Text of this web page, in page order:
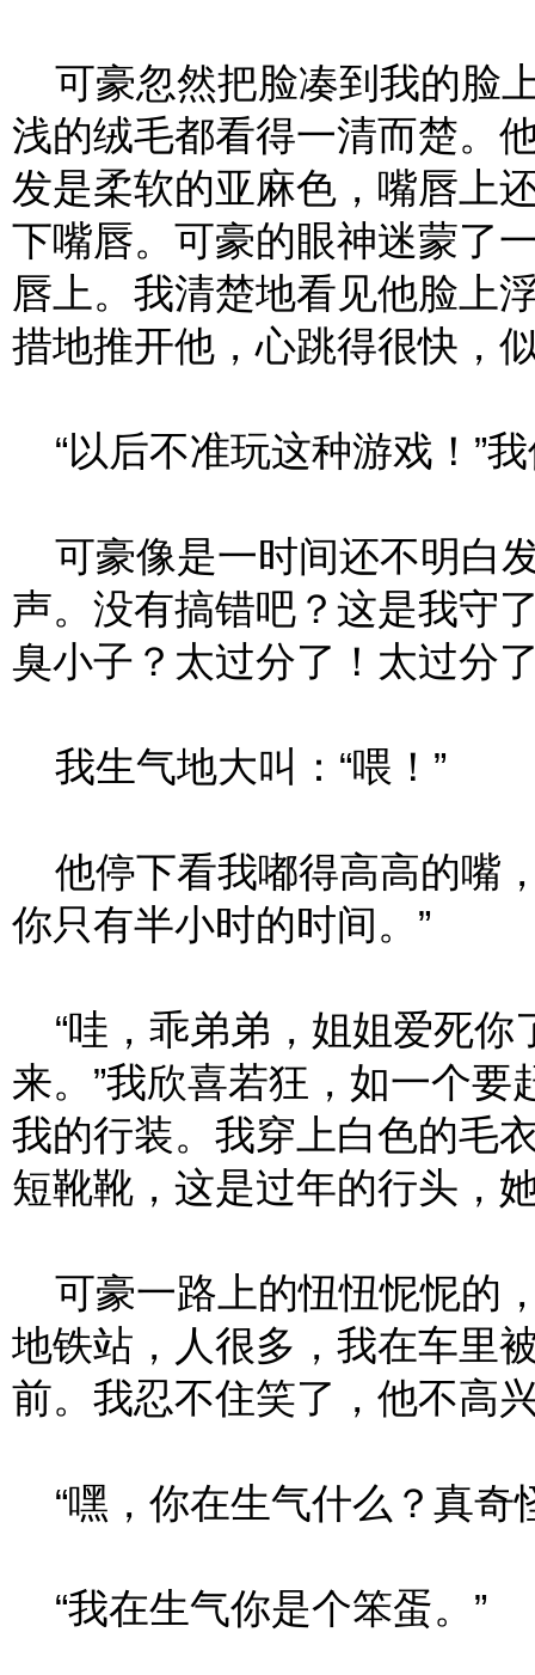
可豪忽然把脸凑到我的脸
浅的绒毛都看得一清而楚。
发是柔软的亚麻色，嘴唇上
下嘴唇。可豪的眼神迷蒙了
唇上。我清楚地看见他脸上
措地推开他，心跳得很快，
“以后不准玩这种游戏！”
可豪像是一时间还不明白
声。没有搞错吧？这是我守
臭小子？太过分了！太过分
我生气地大叫：“喂！”
他停下看我嘟得高高的嘴
你只有半小时的时间。”
“哇，乖弟弟，姐姐爱死你
来。”我欣喜若狂，如一个
我的行装。我穿上白色的毛
短靴靴，这是过年的行头，
可豪一路上的忸忸怩怩的
地铁站，人很多，我在车里
前。我忍不住笑了，他不高
“嘿，你在生气什么？真奇
“我在生气你是个笨蛋。”